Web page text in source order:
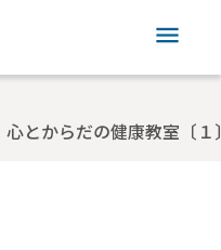
menu
とからだの健康教室〔